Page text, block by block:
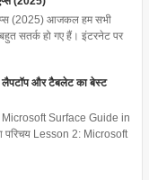
(2025) आजकल हम सभी
सतर्क हो गए हैं। इंटरनेट पर
और टैबलेट का बेस्ट
Surface Guide in
Lesson 2: Microsoft